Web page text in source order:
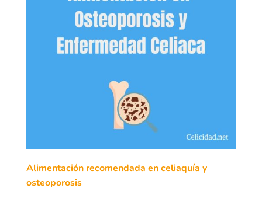
Alimentación recomendada en celiaquía y
osteoporosis